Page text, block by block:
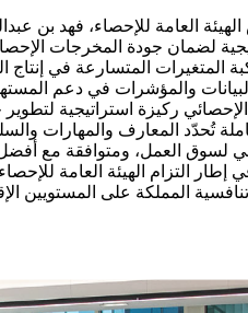
العامة للإحصاء، فهد بن
لضمان جودة المخرجات
المتغيرات المتسارعة في إنتاج
والمؤشرات في دعم
ركيزة استراتيجية
تُحدّد المعارف والمهارات
لسوق العمل، ومتوافقة مع
إطار التزام الهيئة العامة
المملكة على المستويين